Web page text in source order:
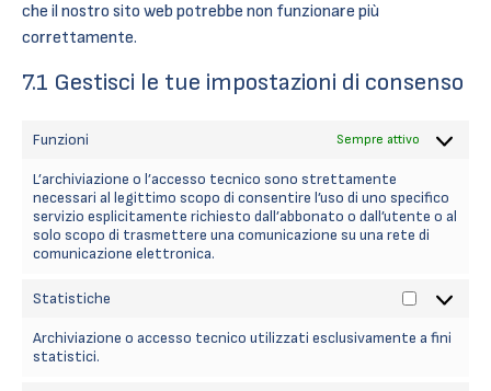
che il nostro sito web potrebbe non funzionare più
correttamente.
7.1 Gestisci le tue impostazioni di consenso
Funzioni Sempre attivo
L’archiviazione o l’accesso tecnico sono strettamente
necessari al legittimo scopo di consentire l’uso di uno specifico
servizio esplicitamente richiesto dall’abbonato o dall’utente o al
solo scopo di trasmettere una comunicazione su una rete di
comunicazione elettronica.
Statistiche
Archiviazione o accesso tecnico utilizzati esclusivamente a fini
statistici.